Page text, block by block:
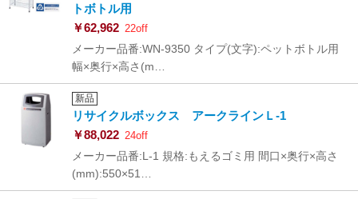
トボトル用
￥62,962 22off
メーカー品番:WN-9350 タイプ(文字):ペットボトル用
幅×奥行×高さ(m…
新品
リサイクルボックス アークラインＬ-1
￥88,022 24off
メーカー品番:L-1 規格:もえるゴミ用 間口×奥行×高さ
(mm):550×51…